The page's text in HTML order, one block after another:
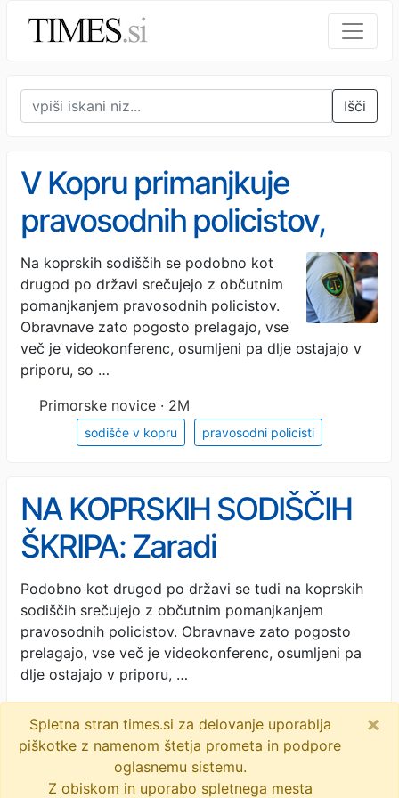
Išči
V Kopru primanjkuje
pravosodnih policistov,
zato so številne obravnave
preložene
Na koprskih sodiščih se podobno kot
drugod po državi srečujejo z občutnim
pomanjkanjem pravosodnih policistov.
Obravnave zato pogosto prelagajo, vse
več je videokonferenc, osumljeni pa dlje ostajajo v
priporu, so …
Primorske novice · 2M
sodišče v kopru pravosodni policisti
NA KOPRSKIH SODIŠČIH
ŠKRIPA: Zaradi
pomanjkanja pravosodnih
policistov vse več
preloženih obravnav
Podobno kot drugod po državi se tudi na koprskih
sodiščih srečujejo z občutnim pomanjkanjem
pravosodnih policistov. Obravnave zato pogosto
prelagajo, vse več je videokonferenc, osumljeni pa
dlje ostajajo v priporu, …
odvetniki obdolženci pravosodni policisti
koprsko sodišče koper
Spletna stran times.si za delovanje uporablja
piškotke z namenom štetja prometa in podpore
oglasnemu sistemu.
Z obiskom in uporabo spletnega mesta
×